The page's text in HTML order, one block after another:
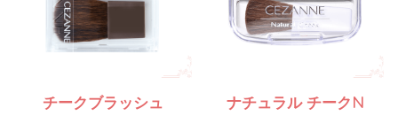
チークブラッシュ ナチュラル チークN